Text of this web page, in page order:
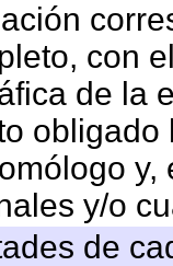
con
de la
y/o
de